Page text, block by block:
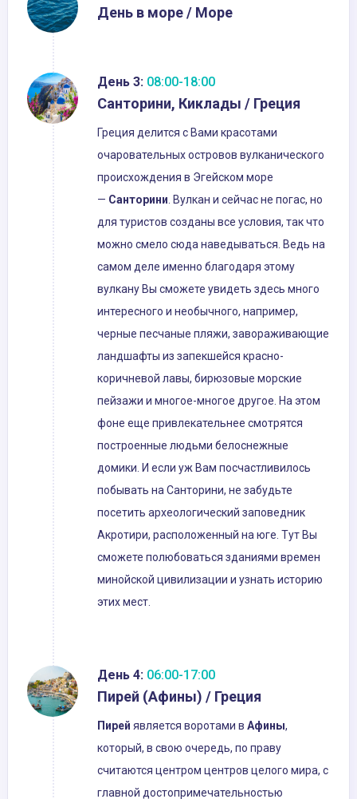
День в море / Море
День 3: 08:00-18:00
Санторини, Киклады / Греция
Греция делится с Вами красотами
очаровательных островов вулканического
происхождения в Эгейском море
— Санторини . Вулкан и сейчас не погас, но
для туристов созданы все условия, так что
можно смело сюда наведываться. Ведь на
самом деле именно благодаря этому
вулкану Вы сможете увидеть здесь много
интересного и необычного, например,
черные песчаные пляжи, завораживающие
ландшафты из запекшейся красно-
коричневой лавы, бирюзовые морские
пейзажи и многое-многое другое. На этом
фоне еще привлекательнее смотрятся
построенные людьми белоснежные
домики. И если уж Вам посчастливилось
побывать на Санторини, не забудьте
посетить археологический заповедник
Акротири, расположенный на юге. Тут Вы
сможете полюбоваться зданиями времен
минойской цивилизации и узнать историю
этих мест.
День 4: 06:00-17:00
Пирей (Афины) / Греция
Пирей является воротами в Афины,
который, в свою очередь, по праву
считаются центром центров целого мира, с
главной достопримечательностью